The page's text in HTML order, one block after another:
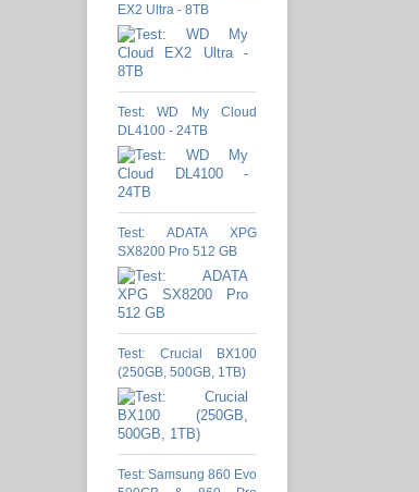
EX2 Ultra - 8TB
Test: WD My Cloud
DL4100 - 24TB
Test: ADATA XPG
SX8200 Pro 512 GB
Test: Crucial BX100
(250GB, 500GB, 1TB)
Test: Samsung 860 Evo